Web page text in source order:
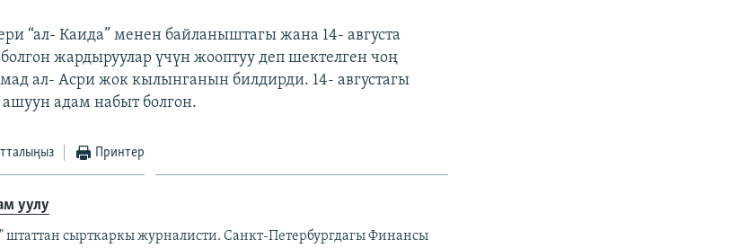
“ал- Каида” менен байланыштагы жана 14- августа
жардыруулар үчүн жооптуу деп шектелген чоң
ал- Асри жок кылынганын билдирди. 14- августагы
адам набыт болгон.
Принтер
уулу
штаттан сырткаркы журналисти. Санкт-Петербургдагы Финансы